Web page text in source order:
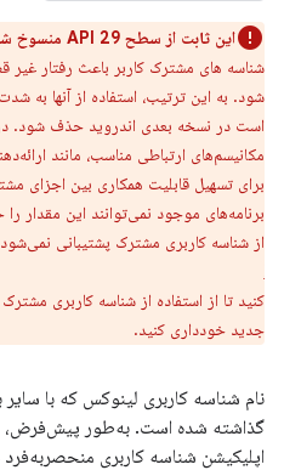
این ثابت از سطح API 29 منسوخ شده است.
شناسه های مشترک کاربر باعث رفتار
شود. به این ترتیب، استفاده از آنها به
است در نسخه بعدی اندروید حذف شود.
مکانیسم‌های ارتباطی مناسب، مانند
برای تسهیل قابلیت همکاری بین اجزای
برنامه‌های موجود نمی‌توانند این مقدار را
از شناسه کاربری مشترک پشتیبانی نمی‌شود.
کنید تا از استفاده از شناسه کاربری
جدید خودداری کنید.
نام شناسه کاربری لینوکس که با سایر
گذاشته شده است. به‌طور پیش‌فرض،
اپلیکیشن شناسه کاربری